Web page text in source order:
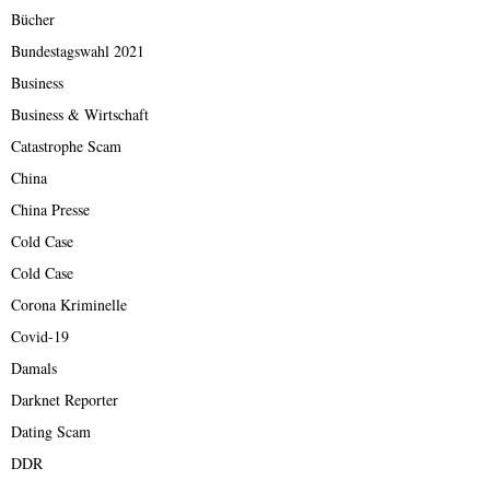
Bücher
Bundestagswahl 2021
Business
Business & Wirtschaft
Catastrophe Scam
China
China Presse
Cold Case
Cold Case
Corona Kriminelle
Covid-19
Damals
Darknet Reporter
Dating Scam
DDR